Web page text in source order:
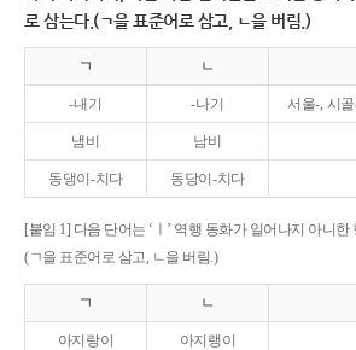
로 삼는다.(ㄱ을 표준어로 삼고, ㄴ을 버림.)
ㄱ ㄴ
-내기 -나기 서울-, 시
냄비 남비
동댕이-치다 동당이-치다
[붙임 1] 다음 단어는 ‘ㅣ’ 역행 동화가 일어나지 아니
(ㄱ을 표준어로 삼고, ㄴ을 버림.)
ㄱ ㄴ
아지랑이 아지랭이